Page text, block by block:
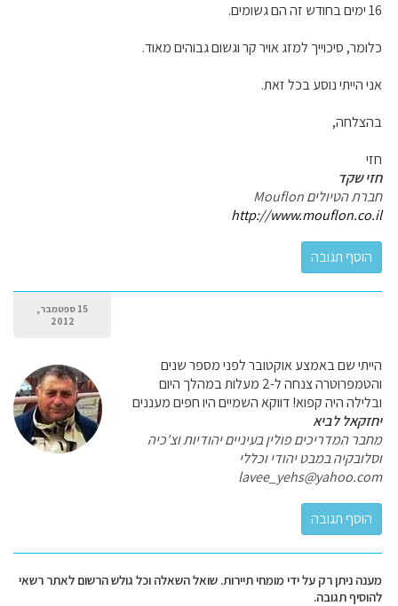
16 ימים בחודש זה הם גשומים.
כלומר, סיכוייך למזג אויר קר וגשום גבוהים מאוד.
אני הייתי נוסע בכל זאת.
בהצלחה,
חזי
חזי שקד
חברת הטיולים Mouflon
http://www.mouflon.co.il
15 ספטמבר,
2012
הייתי שם באמצע אוקטובר לפני מספר שנים
והטמפרוטרה צנחה ל-2 מעלות במהלך היום
ובלילה היה קפוא! דווקא השמיים היו חפים מעננים
יחזקאל לביא
מחבר המדריכים פולין בעיניים יהודיות וצ'כיה
וסלובקיה במבט יהודי וכללי
lavee_yehs@yahoo.com
מענה ניתן רק על ידי מומחי תיירות. שואל השאלה וכל גולש הרשום לאתר רשאי
להוסיף תגובה.